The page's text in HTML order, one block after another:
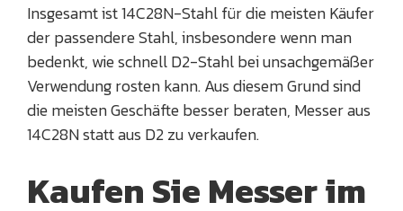
Insgesamt ist 14C28N-Stahl für die meisten Käufer
der passendere Stahl, insbesondere wenn man
bedenkt, wie schnell D2-Stahl bei unsachgemäßer
Verwendung rosten kann. Aus diesem Grund sind
die meisten Geschäfte besser beraten, Messer aus
14C28N statt aus D2 zu verkaufen.
Kaufen Sie Messer im